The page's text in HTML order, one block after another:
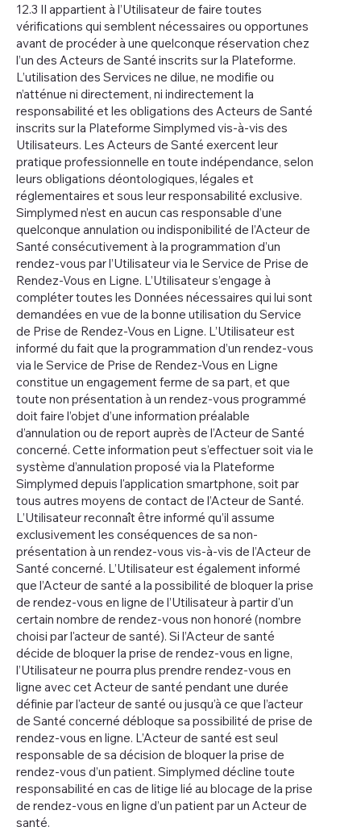
12.3 Il appartient à l’Utilisateur de faire toutes
vérifications qui semblent nécessaires ou opportunes
avant de procéder à une quelconque réservation chez
l’un des Acteurs de Santé inscrits sur la Plateforme.
L’utilisation des Services ne dilue, ne modifie ou
n’atténue ni directement, ni indirectement la
responsabilité et les obligations des Acteurs de Santé
inscrits sur la Plateforme Simplymed vis-à-vis des
Utilisateurs. Les Acteurs de Santé exercent leur
pratique professionnelle en toute indépendance, selon
leurs obligations déontologiques, légales et
réglementaires et sous leur responsabilité exclusive.
Simplymed n’est en aucun cas responsable d’une
quelconque annulation ou indisponibilité de l’Acteur de
Santé consécutivement à la programmation d’un
rendez-vous par l’Utilisateur via le Service de Prise de
Rendez-Vous en Ligne. L’Utilisateur s’engage à
compléter toutes les Données nécessaires qui lui sont
demandées en vue de la bonne utilisation du Service
de Prise de Rendez-Vous en Ligne. L’Utilisateur est
informé du fait que la programmation d’un rendez-vous
via le Service de Prise de Rendez-Vous en Ligne
constitue un engagement ferme de sa part, et que
toute non présentation à un rendez-vous programmé
doit faire l’objet d’une information préalable
d’annulation ou de report auprès de l’Acteur de Santé
concerné. Cette information peut s’effectuer soit via le
système d’annulation proposé via la Plateforme
Simplymed depuis l'application smartphone, soit par
tous autres moyens de contact de l’Acteur de Santé.
L’Utilisateur reconnaît être informé qu’il assume
exclusivement les conséquences de sa non-
présentation à un rendez-vous vis-à-vis de l’Acteur de
Santé concerné. L’Utilisateur est également informé
que l’Acteur de santé a la possibilité de bloquer la prise
de rendez-vous en ligne de l’Utilisateur à partir d'un
certain nombre de rendez-vous non honoré (nombre
choisi par l'acteur de santé). Si l’Acteur de santé
décide de bloquer la prise de rendez-vous en ligne,
l’Utilisateur ne pourra plus prendre rendez-vous en
ligne avec cet Acteur de santé pendant une durée
définie par l'acteur de santé ou jusqu’à ce que l’acteur
de Santé concerné débloque sa possibilité de prise de
rendez-vous en ligne. L’Acteur de santé est seul
responsable de sa décision de bloquer la prise de
rendez-vous d’un patient. Simplymed décline toute
responsabilité en cas de litige lié au blocage de la prise
de rendez-vous en ligne d’un patient par un Acteur de
santé.